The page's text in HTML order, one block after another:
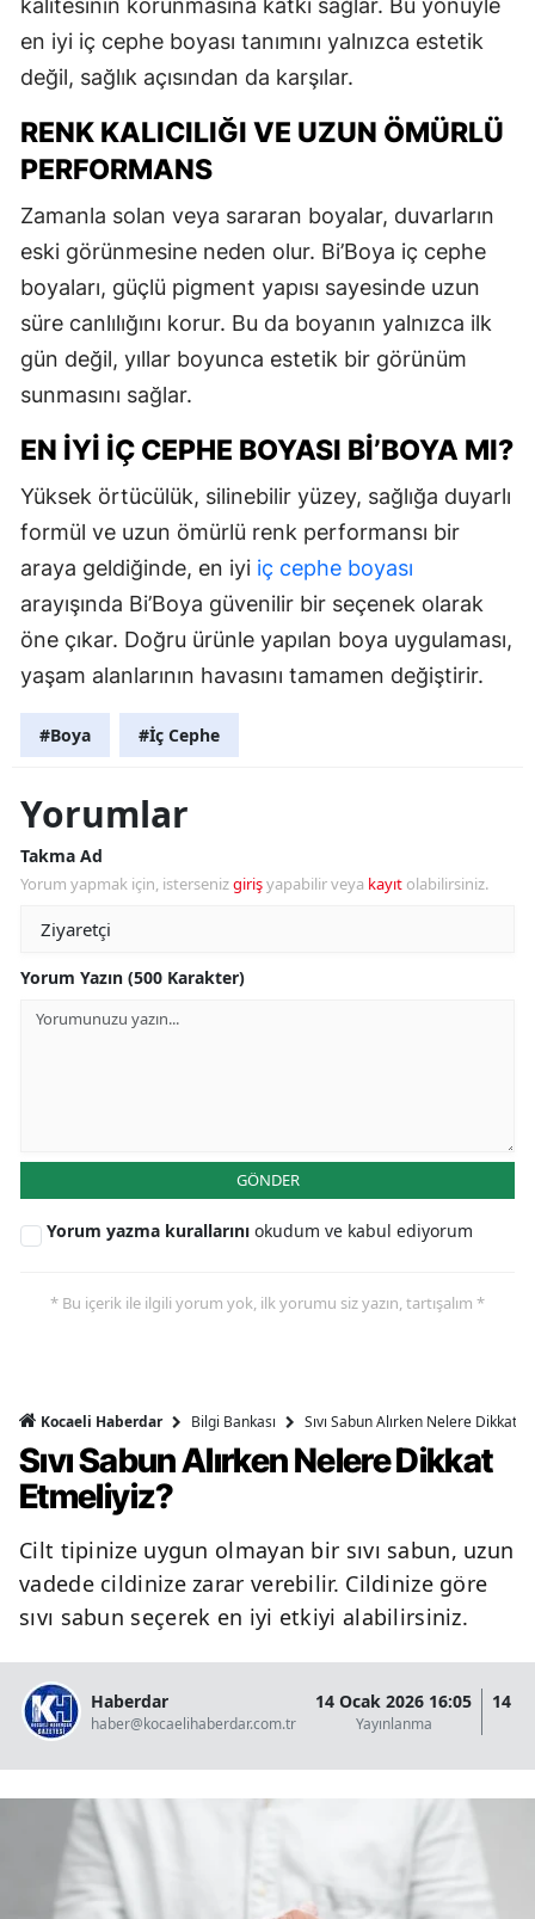
kalitesinin korunmasına katkı sağlar. Bu yönüyle
en iyi iç cephe boyası tanımını yalnızca estetik
değil, sağlık açısından da karşılar.
RENK KALICILIĞI VE UZUN ÖMÜRLÜ
PERFORMANS
Zamanla solan veya sararan boyalar, duvarların
eski görünmesine neden olur. Bi’Boya iç cephe
boyaları, güçlü pigment yapısı sayesinde uzun
süre canlılığını korur. Bu da boyanın yalnızca ilk
gün değil, yıllar boyunca estetik bir görünüm
sunmasını sağlar.
EN İYI İÇ CEPHE BOYASI BI’BOYA MI?
Yüksek örtücülük, silinebilir yüzey, sağlığa duyarlı
formül ve uzun ömürlü renk performansı bir
araya geldiğinde, en iyi iç cephe boyası
arayışında Bi’Boya güvenilir bir seçenek olarak
öne çıkar. Doğru ürünle yapılan boya uygulaması,
yaşam alanlarının havasını tamamen değiştirir.
#Boya #İç Cephe
Yorumlar
Takma Ad
Yorum yapmak için, istersenizgirişyapabilir veya kayıt olabilirsiniz.
Yorum Yazın (500 Karakter)
GÖNDER
Yorum yazma kurallarını okudum ve kabul ediyorum
* Bu içerik ile ilgili yorum yok, ilk yorumu siz yazın, tartışalım *
Kocaeli Haberdar Bilgi Bankası Sıvı Sabun Alırken Nelere Dikkat
Sıvı Sabun Alırken Nelere Dikkat
Etmeliyiz?
Cilt tipinize uygun olmayan bir sıvı sabun, uzun
vadede cildinize zarar verebilir. Cildinize göre
sıvı sabun seçerek en iyi etkiyi alabilirsiniz.
Haberdar
haber@kocaelihaberdar.com.tr
14 Ocak 2026 16:05
Yayınlanma
14